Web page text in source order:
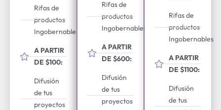
Rifas de
productos
Ingobernables
A PARTIR
DE $100:
Difusión
de tus
proyectos
Rifas de
productos
Ingobernables
A PARTIR
DE $600:
Difusión
de tus
proyectos
Rifas de
productos
Ingobernables
A PARTIR
DE $1100:
Difusión
de tus